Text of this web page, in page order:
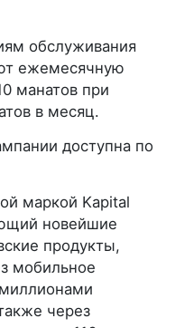
обслуживания
ежемесячную
манатов при
в месяц.
доступна по
маркой Kapital
новейшие
продукты,
мобильное
через